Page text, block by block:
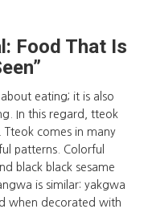
Food That Is
eating; it is also
In this regard, tteok
Tteok comes in many
patterns. Colorful
black black sesame
is similar: yakgwa
when decorated with